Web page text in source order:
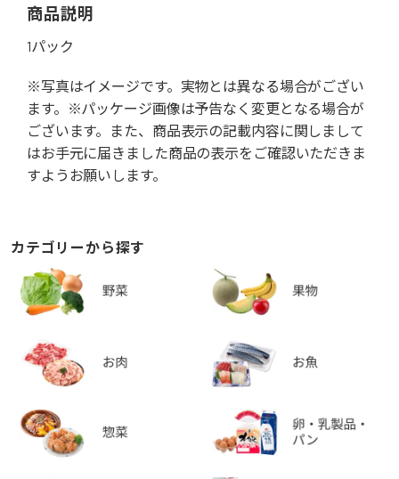
商品説明
1パック
※写真はイメージです。実物とは異なる場合がござい
ます。※パッケージ画像は予告なく変更となる場合が
ございます。また、商品表示の記載内容に関しまして
はお手元に届きました商品の表示をご確認いただきま
すようお願いします。
カテゴリーから探す